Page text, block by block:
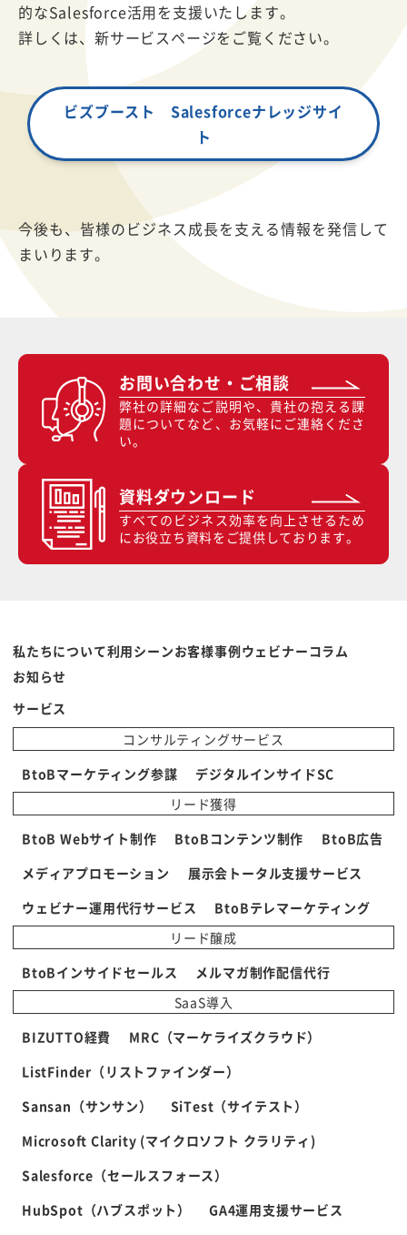
的なSalesforce活用を支援いたします。
詳しくは、新サービスページをご覧ください。
ビズブースト Salesforceナレッジサイ
ト
今後も、皆様のビジネス成長を支える情報を発信して
まいります。
お問い合わせ・ご相談
弊社の詳細なご説明や、貴社の抱える課
題についてなど、お気軽にご連絡くださ
い。
資料ダウンロード
すべてのビジネス効率を向上させるため
にお役立ち資料をご提供しております。
私たちについて利用シーンお客様事例ウェビナー コラム
お知らせ
サービス
コンサルティングサービス
BtoBマーケティング参謀
デジタルインサイドSC
リード獲得
BtoB Webサイト制作
BtoBコンテンツ制作
BtoB広告
メディアプロモーション
展示会トータル支援サービス
ウェビナー運用代行サービス
BtoBテレマーケティング
リード醸成
BtoBインサイドセールス
メルマガ制作配信代行
SaaS導入
BIZUTTO経費
MRC（マーケライズクラウド）
ListFinder（リストファインダー）
Sansan（サンサン）
SiTest（サイテスト）
Microsoft Clarity (マイクロソフト クラリティ)
Salesforce（セールスフォース）
HubSpot（ハブスポット）
GA4運用支援サービス